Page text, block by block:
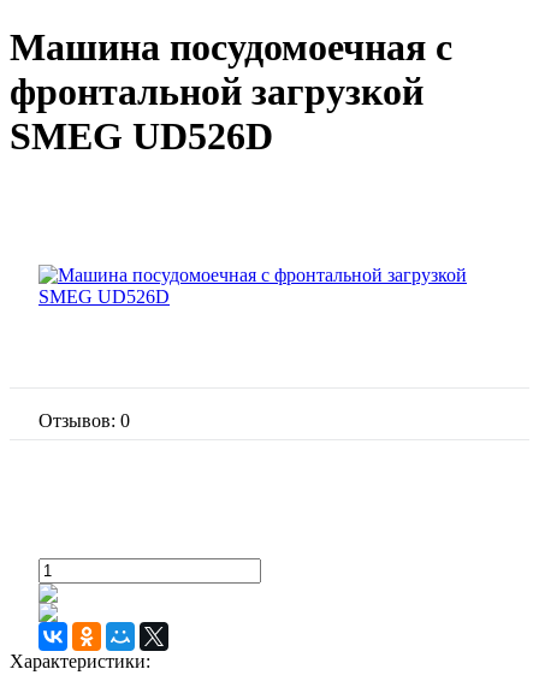
Машина посудомоечная с
фронтальной загрузкой
SMEG UD526D
Отзывов: 0
Характеристики: